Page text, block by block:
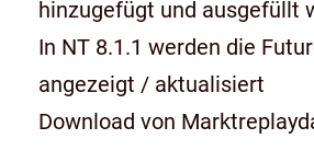
hinzugefügt und ausgefüllt
In NT 8.1.1 werden die
angezeigt / aktualisiert
Download von